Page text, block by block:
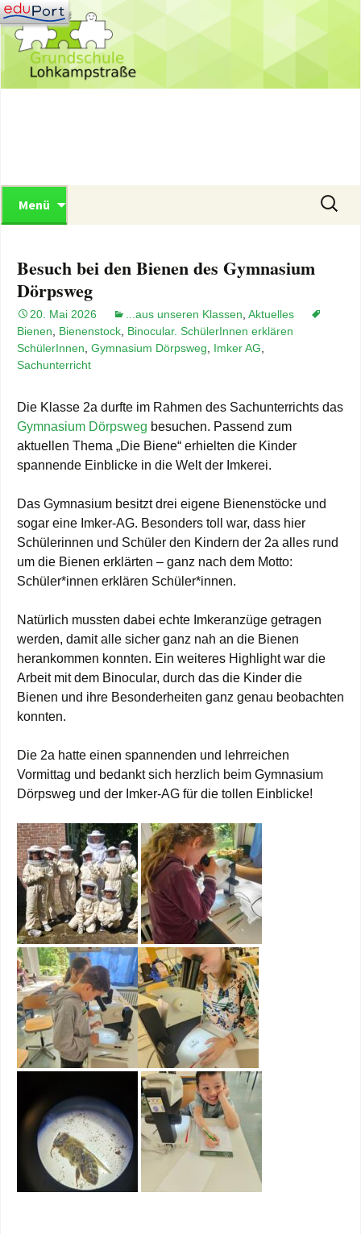
Zum
Inhalt
springen
Grundschule Lohkampstraße
Menü
Suchen
nach:
Besuch bei den Bienen des Gymnasium
Dörpsweg
20. Mai 2026 ...aus unseren Klassen Aktuelles
Bienen
Bienenstock Binocular. SchülerInnen erklären
SchülerInnen Gymnasium Dörpsweg Imker AG
Sachunterricht
Die Klasse 2a durfte im Rahmen des Sachunterrichts das
Gymnasium Dörpsweg besuchen. Passend zum
aktuellen Thema „Die Biene“ erhielten die Kinder
spannende Einblicke in die Welt der Imkerei.
Das Gymnasium besitzt drei eigene Bienenstöcke und
sogar eine Imker-AG. Besonders toll war, dass hier
Schülerinnen und Schüler den Kindern der 2a alles rund
um die Bienen erklärten – ganz nach dem Motto:
Schüler*innen erklären Schüler*innen.
Natürlich mussten dabei echte Imkeranzüge getragen
werden, damit alle sicher ganz nah an die Bienen
herankommen konnten. Ein weiteres Highlight war die
Arbeit mit dem Binocular, durch das die Kinder die
Bienen und ihre Besonderheiten ganz genau beobachten
konnten.
Die 2a hatte einen spannenden und lehrreichen
Vormittag und bedankt sich herzlich beim Gymnasium
Dörpsweg und der Imker-AG für die tollen Einblicke!